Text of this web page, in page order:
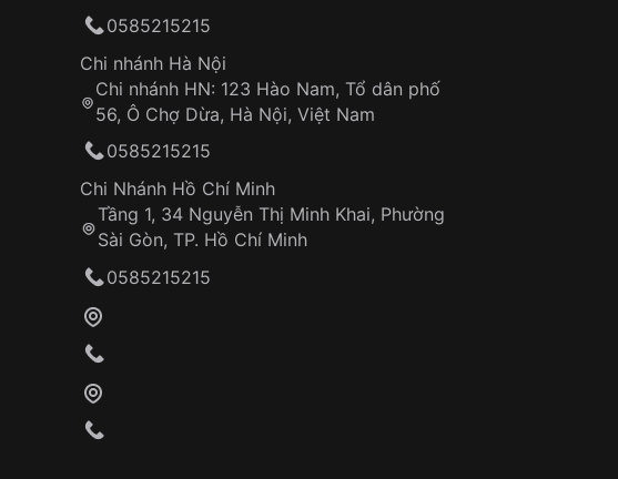
0585215215
Chi nhánh Hà Nội
Chi nhánh HN: 123 Hào Nam, Tổ dân phố
56, Ô Chợ Dừa, Hà Nội, Việt Nam
0585215215
Chi Nhánh Hồ Chí Minh
Tầng 1, 34 Nguyễn Thị Minh Khai, Phường
Sài Gòn, TP. Hồ Chí Minh
0585215215